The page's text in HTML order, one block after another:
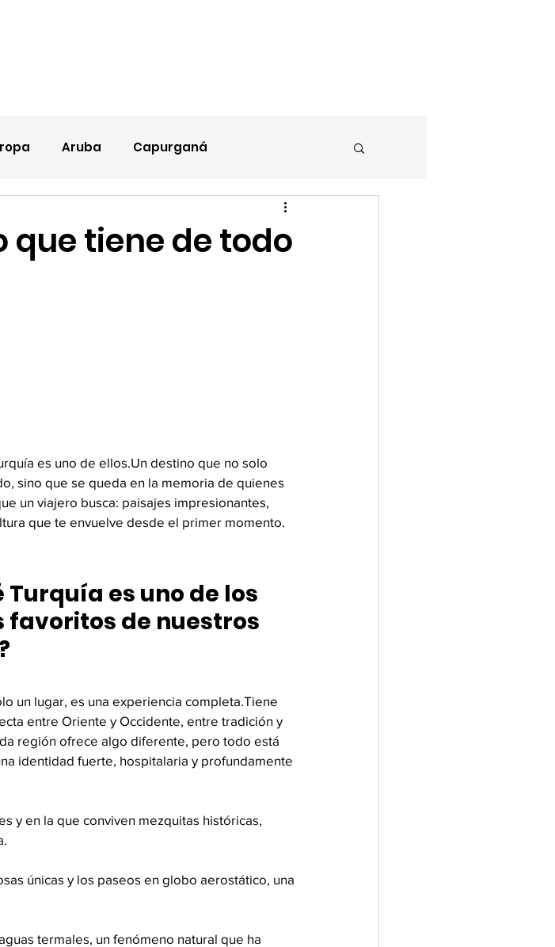
Aruba Capurganá
que tiene de todo
es uno de ellos.Un destino que no solo
sino que se queda en la memoria de quienes
un viajero busca: paisajes impresionantes,
que te envuelve desde el primer momento.
Turquía es uno de los
favoritos de nuestros
un lugar, es una experiencia completa.Tiene
entre Oriente y Occidente, entre tradición y
región ofrece algo diferente, pero todo está
identidad fuerte, hospitalaria y profundamente
y en la que conviven mezquitas históricas,
únicas y los paseos en globo aerostático, una
termales, un fenómeno natural que ha